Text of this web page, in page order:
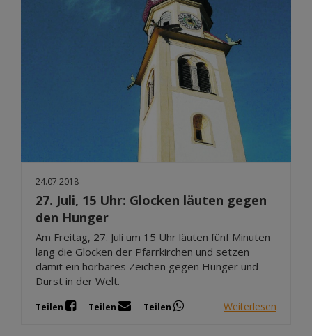
24.07.2018
27. Juli, 15 Uhr: Glocken läuten gegen
den Hunger
Am Freitag, 27. Juli um 15 Uhr läuten fünf Minuten
lang die Glocken der Pfarrkirchen und setzen
damit ein hörbares Zeichen gegen Hunger und
Durst in der Welt.
Teilen Teilen Teilen Weiterlesen